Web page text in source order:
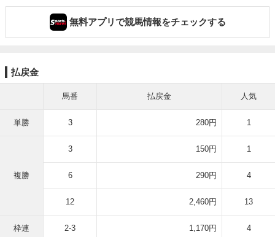
無料アプリで競馬情報をチェックする
払戻金
馬番 払戻金 人気
単勝 3 280円 1
複勝
3 150円 1
6 290円 4
12 2,460円 13
枠連 2-3 1,170円 4